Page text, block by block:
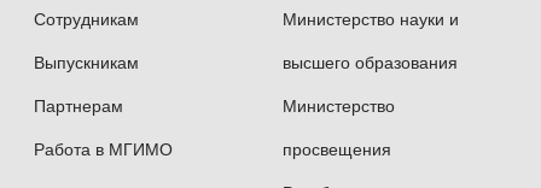
Сотрудникам
Выпускникам
Партнерам
Работа в МГИМО
Министерство науки и
высшего образования
Министерство
просвещения